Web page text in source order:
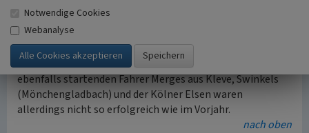
Der vorab genannte Generalvertreter Hermann Gödde
nahm auf KMB bei einem im November 1924 in Köln-
Ehrenfeldausgetragenen Geschicklichkeitswettbewerb
und an der Deutschlandfahrt 1925 teil. Gödde und die dort
ebenfalls startenden Fahrer Merges aus Kleve, Swinkels
(Mönchengladbach) und der Kölner Elsen waren
allerdings nicht so erfolgreich wie im Vorjahr.
nach oben
Notwendige Cookies
Webanalyse